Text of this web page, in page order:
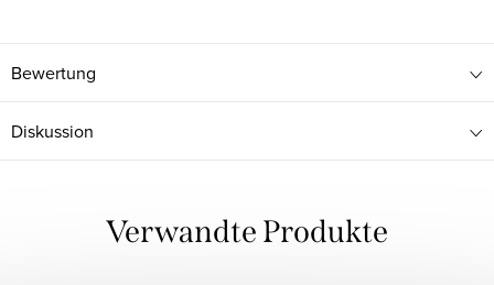
Bewertung
Diskussion
Verwandte Produkte